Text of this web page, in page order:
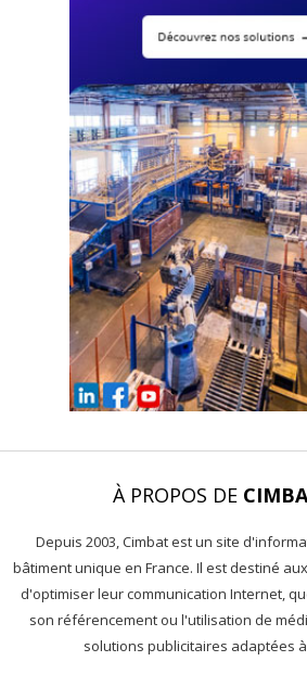
À PROPOS DE
Depuis 2003, Cimbat est un site
bâtiment unique en France. Il est destiné
d'optimiser leur communication Internet,
son référencement ou l'utilisation de
solutions publicitaires adaptées